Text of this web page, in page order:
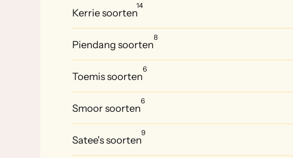
Kerrie soorten
14
Piendang soorten
8
Toemis soorten
6
Smoor soorten
6
Satee's soorten
9